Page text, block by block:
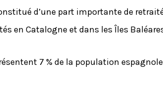
d’une part importante de
en Catalogne et dans les Îles
7 % de la population